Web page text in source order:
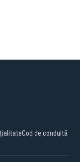
Cod de conduită